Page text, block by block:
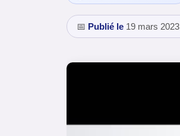
📅 Publié le 19 mars 2023